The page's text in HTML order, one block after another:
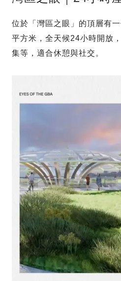
位於「灣區之眼」的頂層有
平方米，全天候24小時開放
集等，適合休憩與社交。